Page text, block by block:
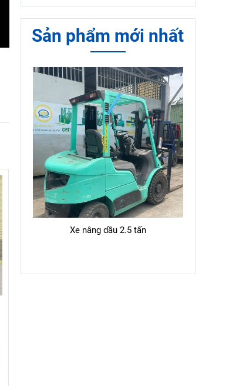
chính hãng với mức giá hợp lý?
Sản phẩm mới nhất
Xe nâng dầu 2.5 tấn